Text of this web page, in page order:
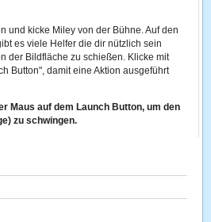
und kicke Miley von der Bühne. Auf den
es viele Helfer die dir nützlich sein
der Bildfläche zu schießen. Klicke mit
Button", damit eine Aktion ausgeführt
Maus auf dem Launch Button, um den
zu schwingen.